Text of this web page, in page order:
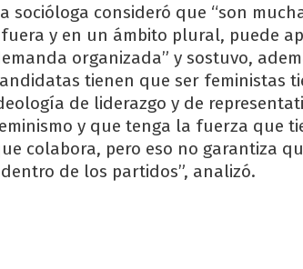
socióloga consideró que “son
y en un ámbito plural, puede
organizada” y sostuvo,
tienen que ser feministas
de liderazgo y de
y que tenga la fuerza que
colabora, pero eso no garantiza
de los partidos”, analizó.